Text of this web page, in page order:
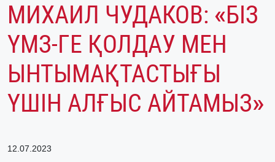
МИХАИЛ ЧУДАКОВ: «БІЗ
ҮМЗ-ГЕ ҚОЛДАУ МЕН
ЫНТЫМАҚТАСТЫҒЫ
ҮШІН АЛҒЫС АЙТАМЫЗ»
12.07.2023